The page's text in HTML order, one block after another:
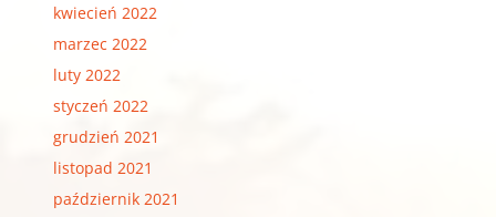
kwiecień 2022
marzec 2022
luty 2022
styczeń 2022
grudzień 2021
listopad 2021
październik 2021